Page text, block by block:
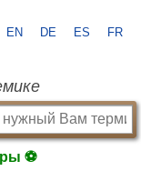
EN DE ES FR
⚽